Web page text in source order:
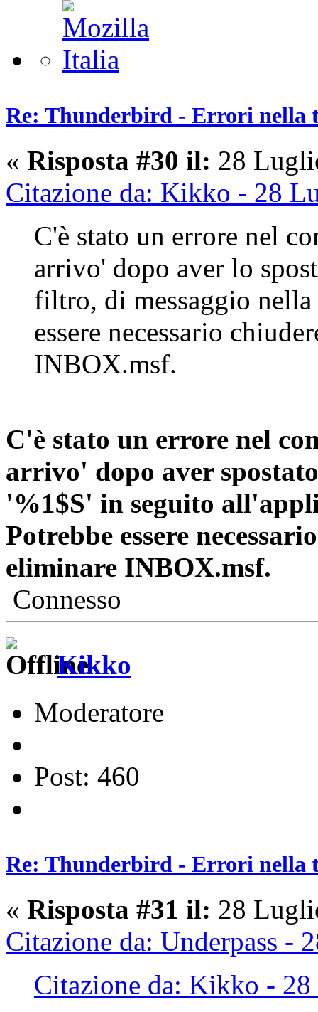
Re: Thunderbird - Errori nella
« Risposta #30 il: 28
Citazione da: Kikko - 28
C'è stato un errore nel
arrivo' dopo aver lo
filtro, di messaggio
essere necessario
INBOX.msf.
C'è stato un errore nel
arrivo' dopo aver
'%1$S' in seguito
Potrebbe essere
eliminare INBOX.msf.
Connesso
Kikko
Moderatore
Post: 460
Re: Thunderbird - Errori nella
« Risposta #31 il: 28
Citazione da: Underpass -
Citazione da: Kikko -